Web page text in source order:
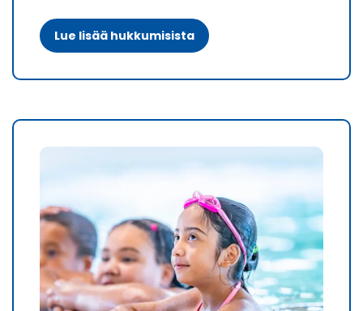
Lue lisää hukkumisista